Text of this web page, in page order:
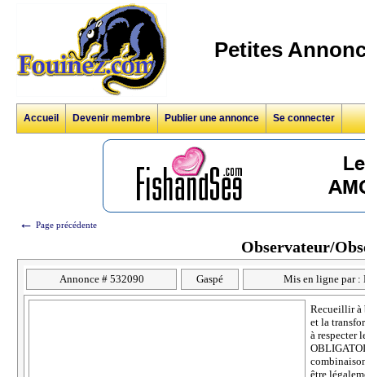
Petites
Accueil Devenir membre Publier une annonce Se connecter
← Page précédente
Observateur/
Annonce # 532090 Gaspé Mis en ligne par :
Recueillir à
et la
à respecter
être